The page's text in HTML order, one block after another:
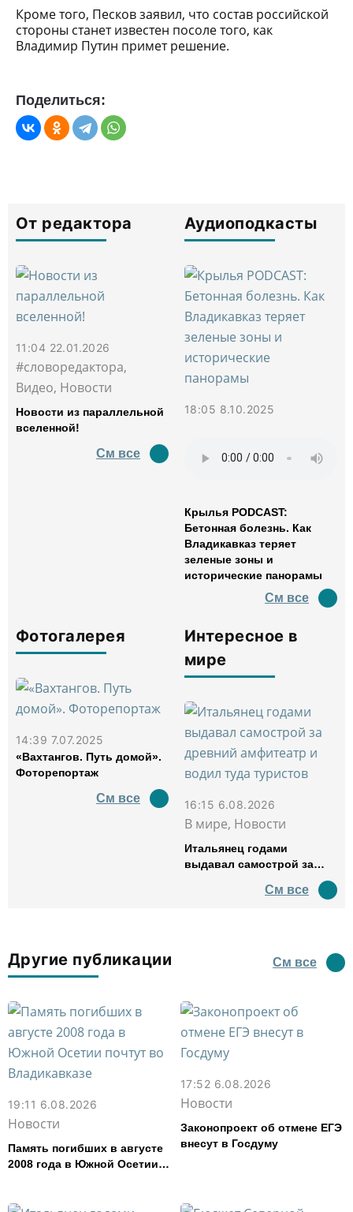
Кроме того, Песков заявил, что состав российской
стороны станет известен посоле того, как
Владимир Путин примет решение.
Поделиться:
От редактора
11:04 22.01.2026
#словоредактора,
Видео, Новости
Новости из параллельной
вселенной!
См все
Аудиоподкасты
18:05 8.10.2025
Крылья PODCAST:
Бетонная болезнь. Как
Владикавказ теряет
зеленые зоны и
исторические панорамы
См все
Фотогалерея
14:39 7.07.2025
«Вахтангов. Путь домой».
Фоторепортаж
См все
Интересное в
мире
16:15 6.08.2026
В мире, Новости
Итальянец годами
выдавал самострой за
водил туда туристов
См все
Другие публикации См все
19:11 6.08.2026
Новости
Память погибших в августе
2008 года в Южной Осетии
17:52 6.08.2026
Новости
Законопроект об отмене ЕГЭ
внесут в Госдуму